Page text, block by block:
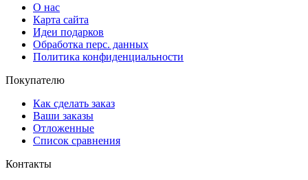
О нас
Карта сайта
Идеи подарков
Обработка перс. данных
Политика конфиденциальности
Покупателю
Как сделать заказ
Ваши заказы
Отложенные
Список сравнения
Контакты